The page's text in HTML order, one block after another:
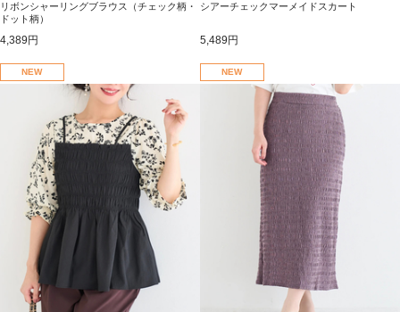
リボンシャーリングブラウス（チェック柄・
ドット柄）
4,389円
シアーチェックマーメイドスカート
5,489円
NEW NEW